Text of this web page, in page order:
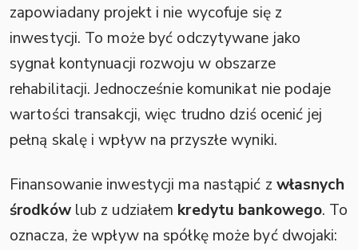
zapowiadany projekt i nie wycofuje się z
inwestycji. To może być odczytywane jako
sygnał kontynuacji rozwoju w obszarze
rehabilitacji. Jednocześnie komunikat nie podaje
wartości transakcji, więc trudno dziś ocenić jej
pełną skalę i wpływ na przyszłe wyniki.
Finansowanie inwestycji ma nastąpić z własnych
środkówlub z udziałem kredytu bankowego. To
oznacza, że wpływ na spółkę może być dwojaki: